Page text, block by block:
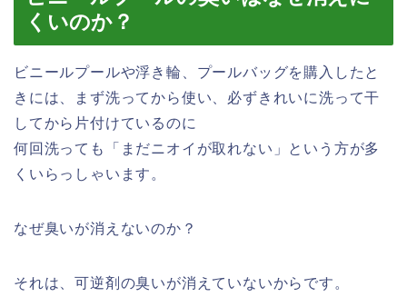
くいのか？
ビニールプールや浮き輪、プールバッグを購入したと
きには、まず洗ってから使い、必ずきれいに洗って干
してから片付けているのに
何回洗っても「まだニオイが取れない」という方が多
くいらっしゃいます。
なぜ臭いが消えないのか？
それは、可逆剤の臭いが消えていないからです。